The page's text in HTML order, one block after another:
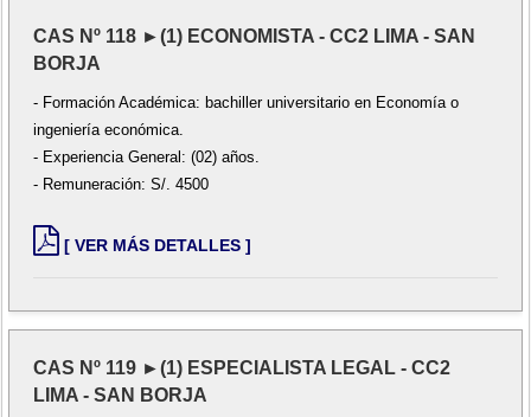
CAS Nº 118 ►(1) ECONOMISTA - CC2 LIMA - SAN
BORJA
- Formación Académica: bachiller universitario en Economía o
ingeniería económica.
- Experiencia General: (02) años.
- Remuneración: S/. 4500
[ VER MÁS DETALLES ]
CAS Nº 119 ►(1) ESPECIALISTA LEGAL - CC2
LIMA - SAN BORJA